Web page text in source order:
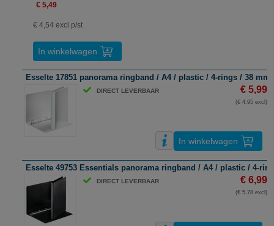
€ 5,49
€ 4,54 excl p/st
In winkelwagen
Esselte 17851 panorama ringband / A4 / plastic / 4-rings / 38 mm
DIRECT LEVERBAAR € 5,99
(€ 4,95 excl)
In winkelwagen
Esselte 49753 Essentials panorama ringband / A4 / plastic / 4-
DIRECT LEVERBAAR € 6,99
(€ 5,78 excl)